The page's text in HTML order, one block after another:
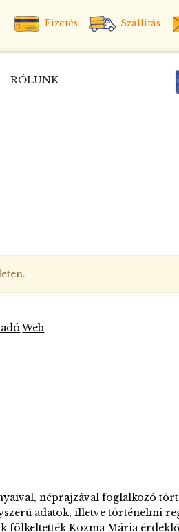
Fizetés Szállítás
RÓLUNK
Web
néprajzával foglalkozó
adatok, illetve történelmi
fölkeltették Kozma Mária